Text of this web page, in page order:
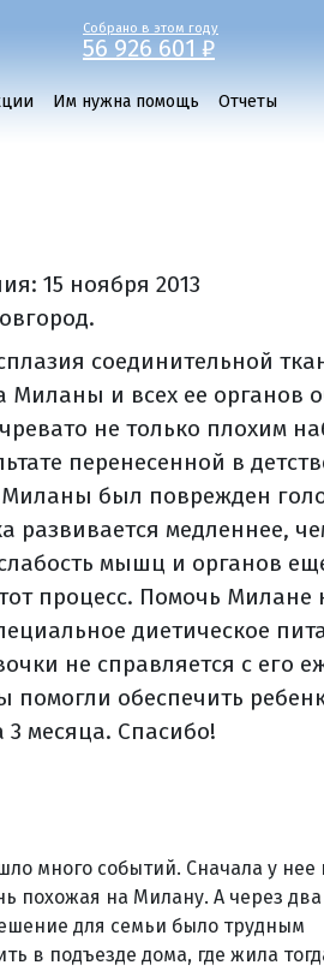
Собрано в этом году
56 926 601 ₽
Им нужна помощь Отчеты
15 ноября 2013
соединительной
и всех ее органов
не только плохим
перенесенной в
был поврежден
развивается медленнее,
мышц и органов
процесс. Помочь Милане
диетическое
не справляется с его
помогли обеспечить
3 месяца. Спасибо!
много событий. Сначала у нее
похожая на Милану. А через два
для семьи было трудным
в подъезде дома, где жила